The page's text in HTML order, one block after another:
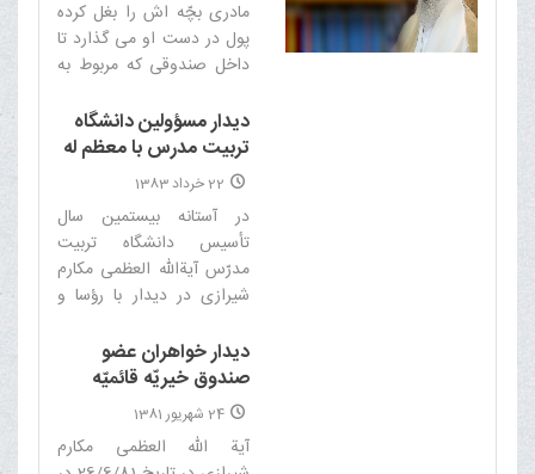
مادرى بچّه اش را بغل کرده
پول در دست او مى گذارد تا
داخل صندوقى که مربوط به
دیدار مسؤولین دانشگاه
تربیت مدرس با معظم له
22 خرداد 1383
در آستانه بیستمین سال
تأسیس دانشگاه تربیت
مدرّس آیةالله العظمی مکارم
شیرازی در دیدار با رؤسا و
اشاره به اهمّیّت تحصیل علم
و دانش فرمودند: امیدوارم
فضای سیاسی کشور آرامتر
گردد‌
دیدار خواهران عضو
صندوق خیریّه قائمیّه
تهران
24 شهریور 1381
آیة الله العظمى مکارم